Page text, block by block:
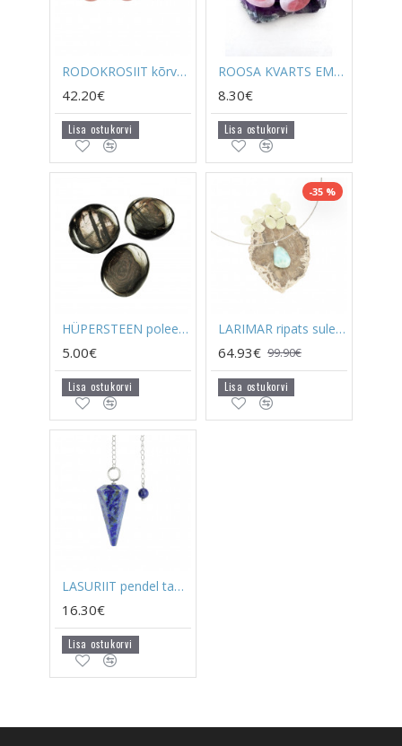
RODOKROSIIT kõrvarõngad täpp (hõbe)
42.20€
Lisa ostukorvi
ROOSA KVARTS EMMA SOOVIKIVI
8.30€
Lisa ostukorvi
HÜPERSTEEN poleeritud
5.00€
Lisa ostukorvi
-35 %
LARIMAR ripats suletud kinnitusega (hõbe)
64.93€ 99.90€
Lisa ostukorvi
LASURIIT pendel tahutud
16.30€
Lisa ostukorvi